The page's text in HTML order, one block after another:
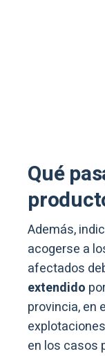
Qué
Además,
acogerse a
afectados
extendido
provincia, en
en los casos